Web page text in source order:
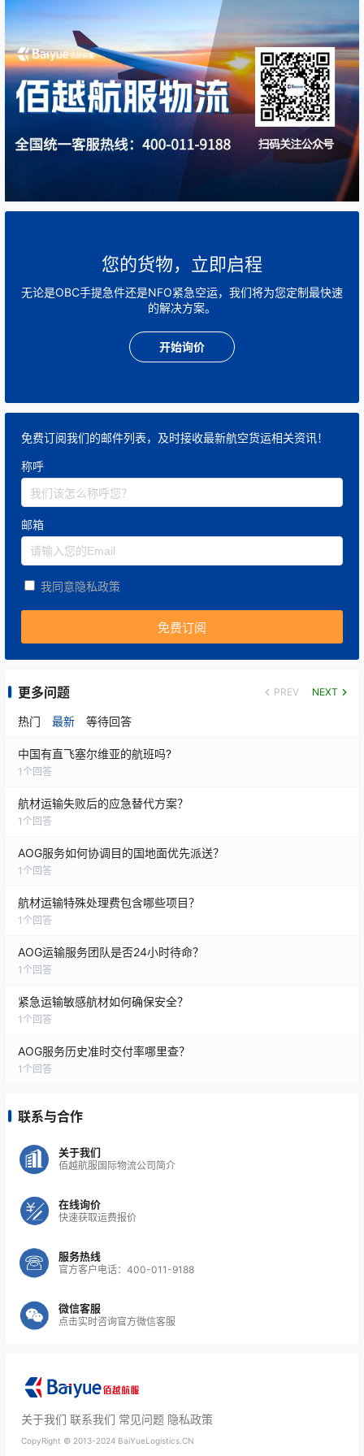
您的货物，立即启程
无论是OBC手提急件还是NFO紧急空运，我们将为您定制最快速
的解决方案。
开始询价
免费订阅我们的邮件列表，及时接收最新航空货运相关资讯！
称呼
邮箱
我同意隐私政策
更多问题 PREV NEXT
热门 最新 等待回答
中国有直飞塞尔维亚的航班吗?
1 个回答
航材运输失败后的应急替代方案？
1 个回答
AOG服务如何协调目的国地面优先派送？
1 个回答
航材运输特殊处理费包含哪些项目？
1 个回答
AOG运输服务团队是否24小时待命？
1 个回答
紧急运输敏感航材如何确保安全？
1 个回答
AOG服务历史准时交付率哪里查？
1 个回答
联系与合作
关于我们
佰越航服国际物流公司简介
在线询价
快速获取运费报价
服务热线
官方客户电话：400-011-9188
微信客服
点击实时咨询官方微信客服
关于我们 联系我们 常见问题 隐私政策
CopyRight © 2013-2024 BaiYueLogistics.CN